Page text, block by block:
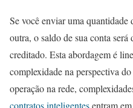
Se você enviar uma quantidade
outra, o saldo de sua conta
creditado. Esta abordagem é
complexidade na perspectiva
operação na rede,
contratos inteligentesentram